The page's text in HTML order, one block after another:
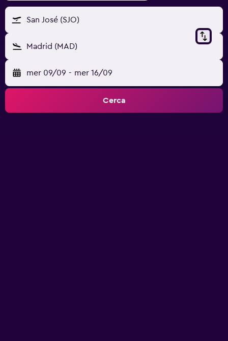
San José (SJO)
Madrid (MAD)
mer 09/09 - mer 16/09
Cerca